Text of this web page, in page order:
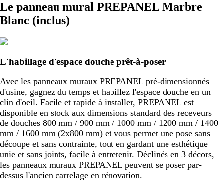
Le panneau mural PREPANEL Marbre
Blanc (inclus)
L'habillage d'espace douche prêt-à-poser
Avec les panneaux muraux PREPANEL pré-dimensionnés
d'usine, gagnez du temps et habillez l'espace douche en un
clin d'oeil. Facile et rapide à installer, PREPANEL est
disponible en stock aux dimensions standard des receveurs
de douches 800 mm / 900 mm / 1000 mm / 1200 mm / 1400
mm / 1600 mm (2x800 mm) et vous permet une pose sans
découpe et sans contrainte, tout en gardant une esthétique
unie et sans joints, facile à entretenir. Déclinés en 3 décors,
les panneaux muraux PREPANEL peuvent se poser par-
dessus l'ancien carrelage en rénovation.